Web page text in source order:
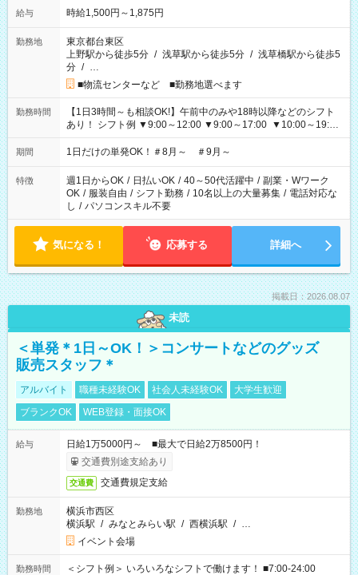
給与 時給1,500円～1,875円
勤務地
東京都台東区
上野駅から徒歩5分 / 浅草駅から徒歩5分 / 浅草橋駅から徒歩5
分 / …
■物流センターなど ■勤務地選べます
勤務時間
【1日3時間～も相談OK!】午前中のみや18時以降などのシフト
あり！ シフト例 ▼9:00～12:00 ▼9:00～17:00 ▼10:00～19:00
▼18:00～21:00
期間 1日だけの単発OK！＃8月～ ＃9月～
特徴 週1日からOK / 日払いOK / 40～50代活躍中 / 副業・Wワーク
OK / 服装自由 / シフト勤務 / 10名以上の大量募集 / 電話対応な
し / パソコンスキル不要
気になる！ 応募する 詳細へ
掲載日：2026.08.07
未読
＜単発＊1日～OK！＞コンサートなどのグッズ
販売スタッフ＊
アルバイト 職種未経験OK 社会人未経験OK
大学生歓迎
ブランクOK
WEB登録・面接OK
給与
日給1万5000円～ ■最大で日給2万8500円！
交通費別途支給あり
交通費 交通費規定支給
勤務地
横浜市西区
横浜駅 / みなとみらい駅 / 西横浜駅 / …
イベント会場
勤務時間
＜シフト例＞ いろいろなシフトで働けます！ ■7:00-24:00